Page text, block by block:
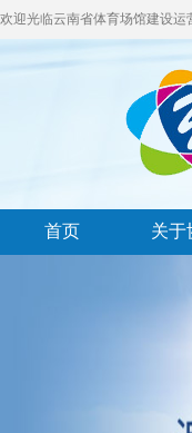
欢迎光临云南省体育场馆建设运
首页 关于